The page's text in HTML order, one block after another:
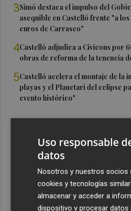
3Simó destaca el impulso del
asequible en Castelló frente "a
euros de Carrasco"
4Castelló adjudica a Civicons por
obras de reforma de la tenencia
5Castelló acelera el montaje de la
playas y el Planetari del eclipse
evento histórico"
Uso responsable
datos
Nosotros y nuestros socios
cookies y tecnologías
almacenar y acceder a
dispositivo y procesar datos